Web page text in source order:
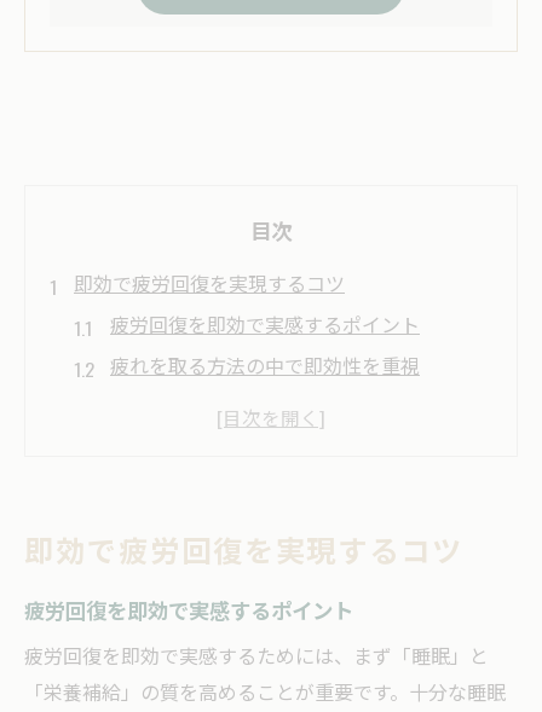
目次
即効で疲労回復を実現するコツ
疲労回復を即効で実感するポイント
疲れを取る方法の中で即効性を重視
疲労回復に最適な簡単リフレッシュ術
疲労が溜まる前に取る方法とは
疲労回復のための予防習慣を身につける
疲れを溜めない日常の疲労回復法
疲労回復を意識した先取りケアの重要性
日々の疲れを防ぐ簡単な疲労回復メソッド
即効で疲労回復を実現するコツ
疲労回復を即効で実感するポイント
疲労回復を即効で実感するためには、まず「睡眠」と
「栄養補給」の質を高めることが重要です。十分な睡眠